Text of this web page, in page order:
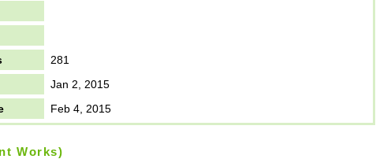
281
Jan 2, 2015
Feb 4, 2015
Works)